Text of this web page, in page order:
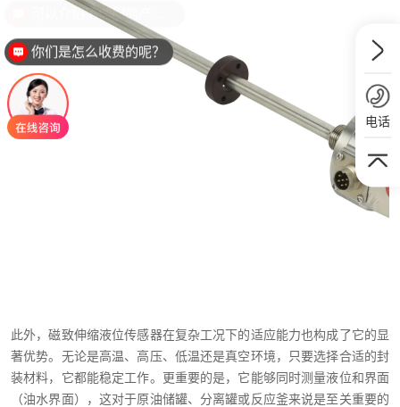
此外，磁致伸缩液位传感器在复杂工况下的适应能力也构成了它的显
著优势。无论是高温、高压、低温还是真空环境，只要选择合适的封
装材料，它都能稳定工作。更重要的是，它能够同时测量液位和界面
（油水界面），这对于原油储罐、分离罐或反应釜来说是至关重要的
电话
你们是怎么收费的呢？